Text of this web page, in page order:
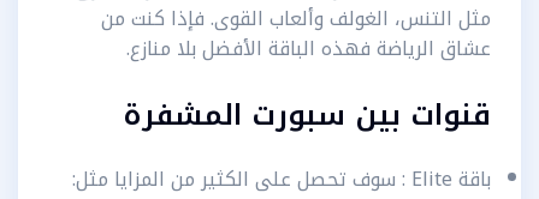
مثل التنس، الغولف وألعاب القوى. فإذا كنت من
عشاق الرياضة فهذه الباقة الأفضل بلا منازع.
قنوات بين سبورت المشفرة
باقة Elite : سوف تحصل على الكثير من المزايا مثل: